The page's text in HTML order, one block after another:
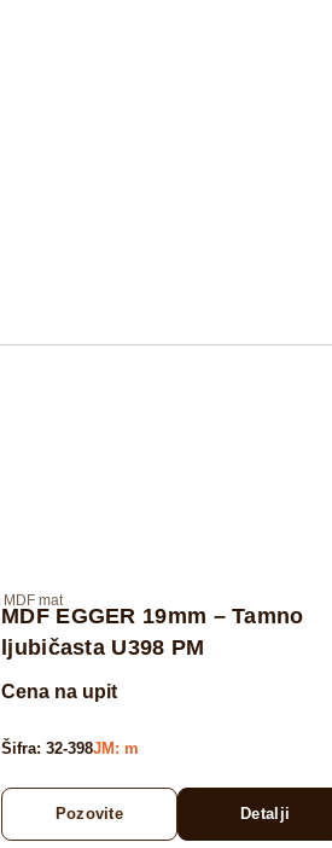
MDF mat
MDF EGGER 19mm – Tamno
ljubičasta U398 PM
Cena na upit
Šifra: 32-398JM: m
Pozovite Detalji